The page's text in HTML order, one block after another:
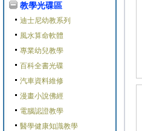
教學光碟區
迪士尼幼教系列
風水算命軟體
專業幼兒教學
百科全書光碟
汽車資料維修
漫畫小說佛經
電腦認證教學
醫學健康知識教學